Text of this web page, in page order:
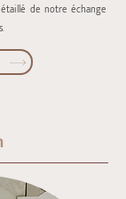
de notre échange